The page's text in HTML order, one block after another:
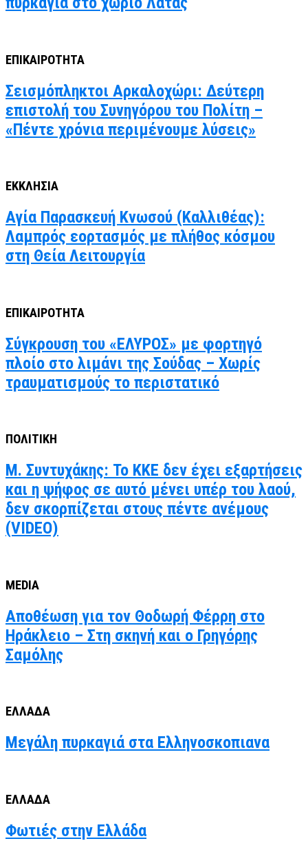
ΕΠΙΚΑΙΡΟΤΗΤΑ
Σεισμόπληκτοι Αρκαλοχώρι: Δεύτερη
επιστολή του Συνηγόρου του Πολίτη –
«Πέντε χρόνια περιμένουμε λύσεις»
ΕΚΚΛΗΣΙΑ
Αγία Παρασκευή Κνωσού (Καλλιθέας):
Λαμπρός εορτασμός με πλήθος κόσμου
στη Θεία Λειτουργία
ΕΠΙΚΑΙΡΟΤΗΤΑ
Σύγκρουση του «ΕΛΥΡΟΣ» με φορτηγό
πλοίο στο λιμάνι της Σούδας – Χωρίς
τραυματισμούς το περιστατικό
ΠΟΛΙΤΙΚΗ
Μ. Συντυχάκης: Το ΚΚΕ δεν έχει εξαρτήσεις
και η ψήφος σε αυτό μένει υπέρ του λαού,
δεν σκορπίζεται στους πέντε ανέμους
(VIDEO)
MEDIA
Αποθέωση για τον Θοδωρή Φέρρη στο
Ηράκλειο – Στη σκηνή και ο Γρηγόρης
Σαμόλης
ΕΛΛΑΔΑ
Μεγάλη πυρκαγιά στα Ελληνοσκοπιανα
ΕΛΛΑΔΑ
Φωτιές στην Ελλάδα